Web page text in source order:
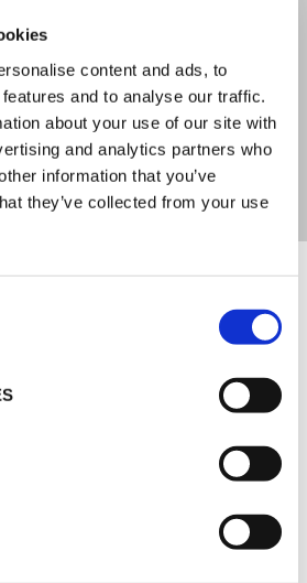
content and ads, to
and to analyse our traffic.
about your use of our site with
and analytics partners who
information that you’ve
they’ve collected from your use
+ LISTA DE PRECIOS -